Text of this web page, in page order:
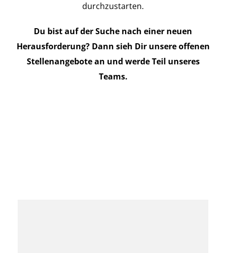
durchzustarten.
Du bist auf der Suche nach einer neuen
Herausforderung? Dann sieh Dir unsere offenen
Stellenangebote an und werde Teil unseres
Teams.